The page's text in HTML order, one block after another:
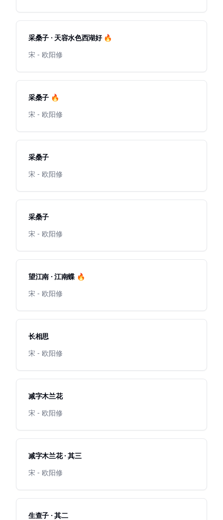
采桑子 · 天容水色西湖好 🔥
宋 - 欧阳修
采桑子 🔥
宋 - 欧阳修
采桑子
宋 - 欧阳修
采桑子
宋 - 欧阳修
望江南 · 江南蝶 🔥
宋 - 欧阳修
长相思
宋 - 欧阳修
减字木兰花
宋 - 欧阳修
减字木兰花 · 其三
宋 - 欧阳修
生查子 · 其二